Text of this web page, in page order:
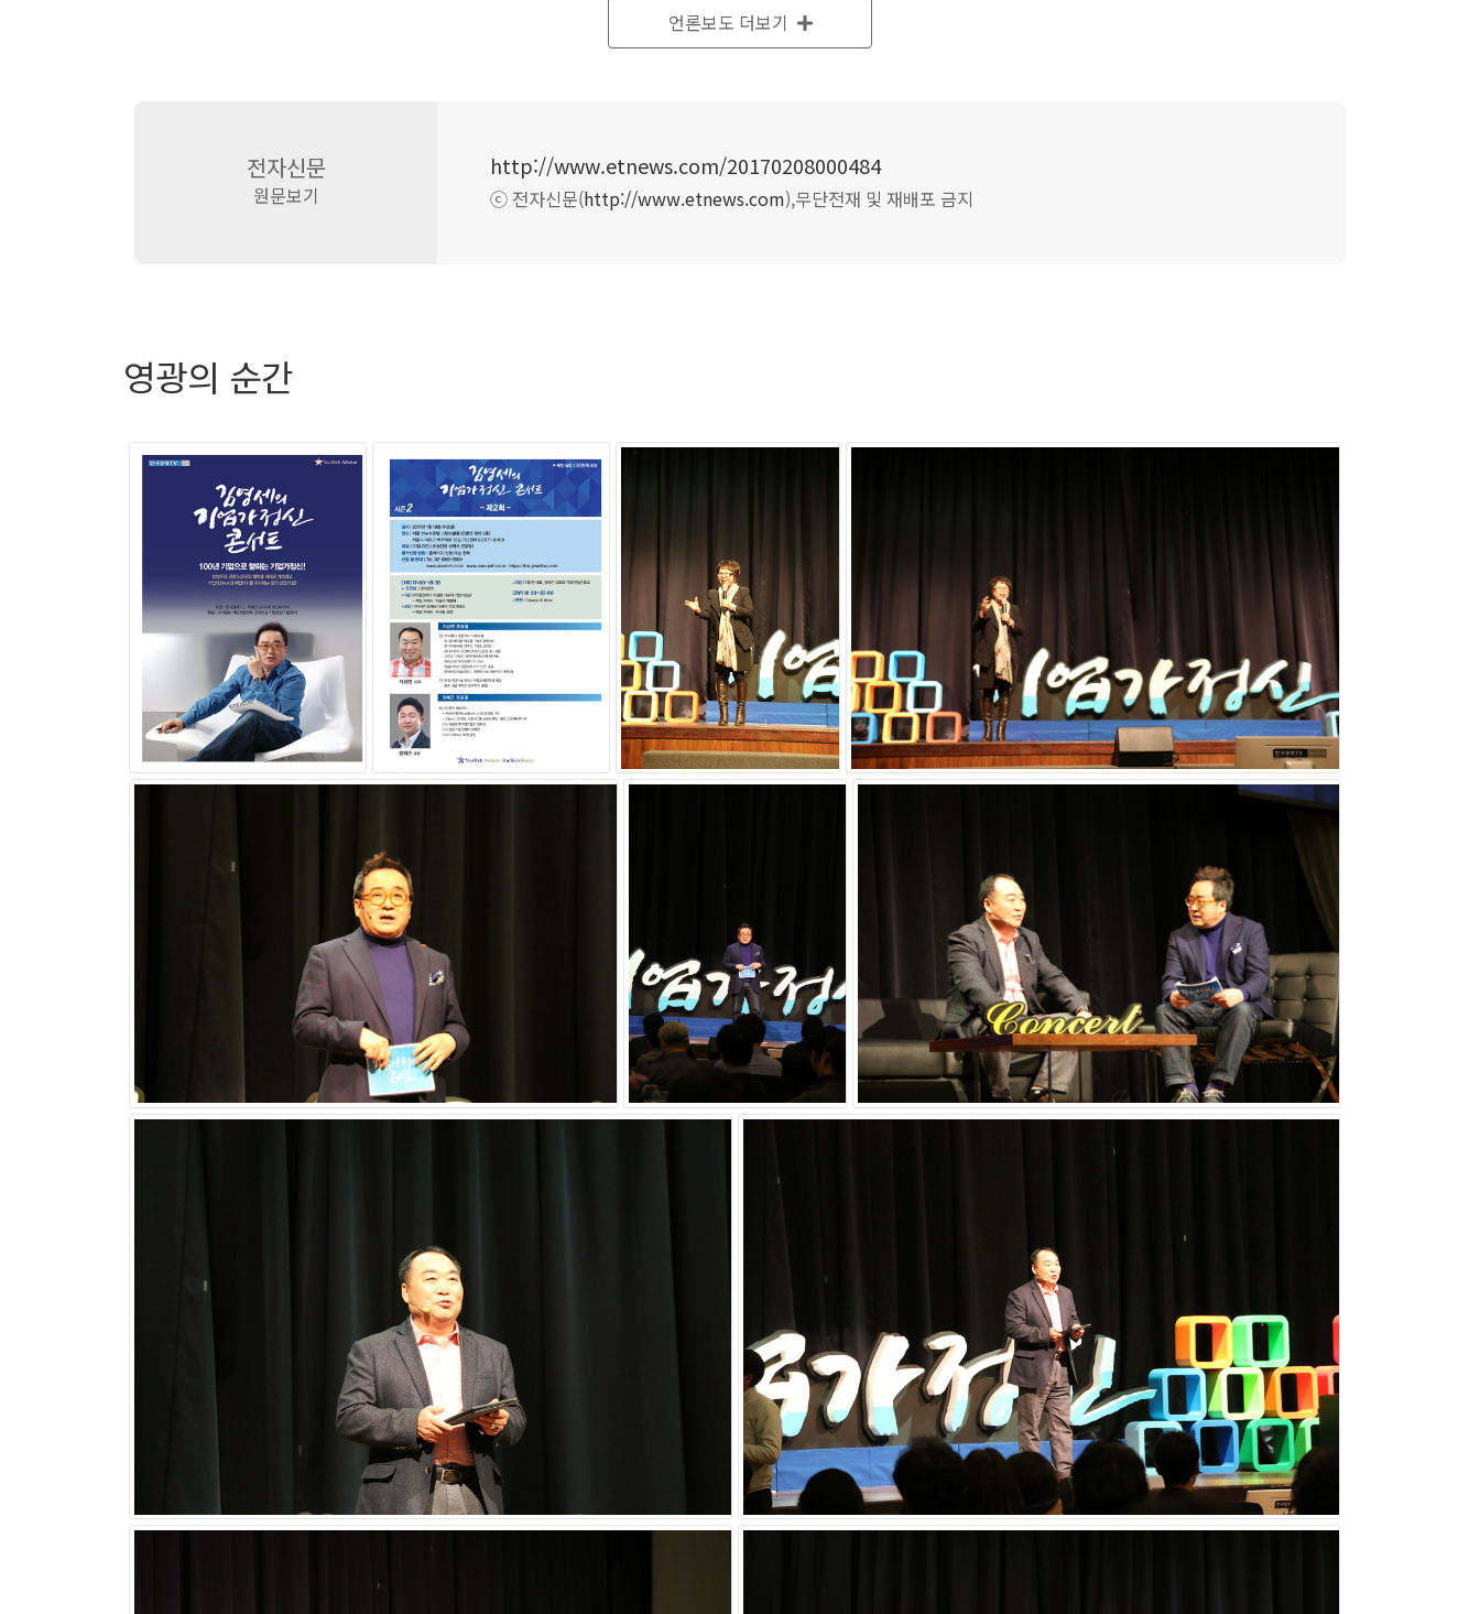
약 2시간 걸쳐 진행된 콘서트를 마무리하면서 김 회장은 제임스 다이슨을 예로 들었다. 제임스 다이슨은 존경받는 인물에게 수여하는 ‘Sir’라는 칭호를 받은 사람으로
세계 최초의 먼지봉투 없는 다이슨 청소기, 날개 없는 선풍기 등 혁신적인 히트상품을 개발한 사람이다.
의 Hoover사에서도 시도하지 않은 아이디어라는 회의적인 반응으로 인해 자신의 회사에서 쫓겨났던 것이다.
끊임없이 노력할 것을 약속했다. 결국 이러한 노력은 대한민국의 희망이 될 것이다.
대한민국에 기업가정신이 꼭 필요하다고 생각한 스타리치 어드바이져 김광열 대표는 “이제는 우리나라는 모든 것을 다시 시작해야 하는 커다란 변화시점에 놓여 있
다. 따라서 모든 CEO의 관심 1순위는 당연히 ‘기업가정신’이 되어야 한다. 하지만 아직 ‘기업가정신’에 대한 국민들의 공감대가 약하므로 스타리치 어드바이져는 ‘기
업가정신 콘서트’를 개최하여 ‘기업가정신’을 확산시키고자 한다. 이러한 노력이 우리나라를 한 단계 더 도약시키기를 바란다.”고 말했다.
지금까지 시즌1은 ‘김영세의 기업가정신 콘서트’는 제1회 이노디자인 김영세 회장 ‘디자인’ 기업가정신과 세이펜전자 김철회 대표 ‘결핍이 만든 성공’ 기업가정신으
로 시작하여 제2회 테라웍스 양승식 대표 ‘도전’ 기업가정신과 후스타일 김진석 대표 ‘독서경영’ 기업가정신, 제3회 바이오에프디엔씨 모상현 대표 ‘R&D’ 기업가정신
과 한국인재인증센터 송수용 대표 ‘힐링 리더십’ 기업가정신을 주제로 진행됐다.
이어 제4회 플라즈마코리아 김선호 대표 ‘도전’ 기업가정신과 부경 대표 ‘Give & Give’ 기업가정신, 제5회 3P자기경영연구소 강규형 대표 ‘셀프리더십’ 기업가정신과
판다코리아닷컴 이종식 대표 ‘공유가치경영’ 기업가정신, 제6회 비앤알 배경철 대표 ‘노력’ 기업가정신과 미실란 이동현 대표 ‘동반성장’ 기업가정신이 진행됐다.
제7회는 고스디자인 정석준 대표 ‘위트경영’ 기업가정신과 체어로 안창규 대표 ‘건강한 기업문화’ 기업가정신, 제8회 다원물산 정근용 대표 ‘감성경영’ 기업가정신,
제9회 부광정밀공업 박유근 대표 ‘미래예측 경영’ 기업가정신, 제10회 제이씨텍 이영재 회장 ‘포지션 경영’을 주제로 열렸다.
시즌2 제1회는 포디랜드 박호걸 소장 ‘갈대에서 얻은 지혜’ 기업가정신, 동국성신 강국창 회장 ‘창의적 사고와 진인사대천명’의 기업가정신으로 진행한 바 있다.
기업을 움직이는 기업가정신은 기업문화에서 비롯된다. 기업의 규모 성장에만 치우치면 장수기업의 대열에 합류하기 어렵다. 창업주의 경영 노하우와 철학을 제대
로 계승하고 기업의 DNA와 핵심가치를 유지하는 힘이 있어야 100년 기업으로 발돋움할 수 있다.
‘김영세의 기업가정신 콘서트’의 강연과 ‘스타리치 CEO 기업가정신 플랜’ 상담을 희망한다면 스타리치 기업가정신으로 문의하면 된다.
스타리치 어드바이져(대표 김광열)는 지난 1월 18일 서울 더케이호텔에서 ‘김영세의 기업가정신 콘서트’를 개최했다. 현재까지 12회를 맞은 이 행사는 200여 명의
기업 CEO 및 임원들이 참여하여 국내 기업인들의 경영철학과 경영 노하우를 공유하는 장으로 마련됐다. 이날 행사에서는 초고압 중전기 분야 및 초고압 케이블 접속
재 기업인 원컨덕터 정재근 대표가 ‘기술의 차별화’, 국내 자물쇠 시장 1위 기업인 자커 정재근 대표가 ‘기다림 경영’이라는 주제로 강연이 진행됐다. 메인 MC인 이
수록 기업가정신을 알리고자 하는 뜻있는 분들이 많아서 기쁘게 생각한다.”고 전했다.
김 회장은 “세계 최대 전자쇼인 ‘CES 2017’을 관람하면서 올해 직면해있는 대한민국의 현실과 거대한 변화가 ‘기업가정신 콘서트’가 추구하는 CEO의 ‘리더십’과 ‘기
업가정신’에 중요한 상관관계가 있다는 것을 깨달았다.”며 덧붙여 “우리나라 국민들이 이제는 좀 더 리더십에 대하여 깊이 있게, 그리고 폭넓게 생각하고, 집중해야
이제는 CEO라는 위치가 단순히 ‘최고의 자리’에 머물러 있는 것이 아니라 ‘에너자이저’의 역할까지 확대되어야 한다. 다시 말해 CEO는 단순히 기업만을 위해 존재하
는 것이 아니라 자신의 가정과 직원, 그리고 더 나아가 직원의 가정까지 기쁘게 만들고, 힘을 줄 수 있는 위치가 되어야 한다.
약 2시간 걸쳐 진행된 콘서트를 마무리하면서 김 회장은 제임스 다이슨을 예로 들었다. 제임스 다이슨은 존경받는 인물에게 수여하는 ‘Sir’라는 칭호를 받은 사람으로
언론보도 더보기
전자신문
원문보기
http://www.etnews.com/20170208000484
ⓒ 전자신문(http://www.etnews.com),무단전재 및 재배포 금지
영광의 순간